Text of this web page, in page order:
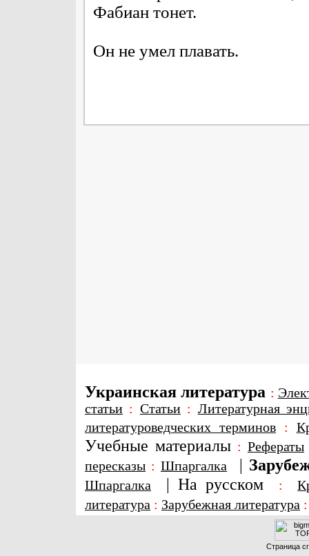
Фабиан тонет.
Он не умел плавать.
Украинская литература :
статьи : Статьи: Литературная
литературоведческих терминов:
Учебные материалы : Рефераты
пересказы : Шпаргалка |
Шпаргалка | На русском :
литература : Зарубежная литература
Страница